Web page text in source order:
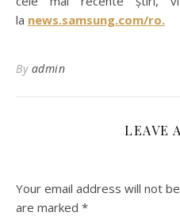
la news.samsung.com/ro.
By admin
LEAVE
Your email address will not
are marked *